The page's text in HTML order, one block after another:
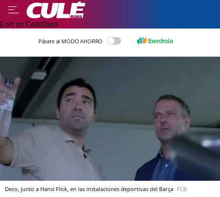
Leer en Castellano
Pásate al MODO AHORRO
Deco, junto a Hansi Flick, en las instalaciones deportivas del Barça FCB